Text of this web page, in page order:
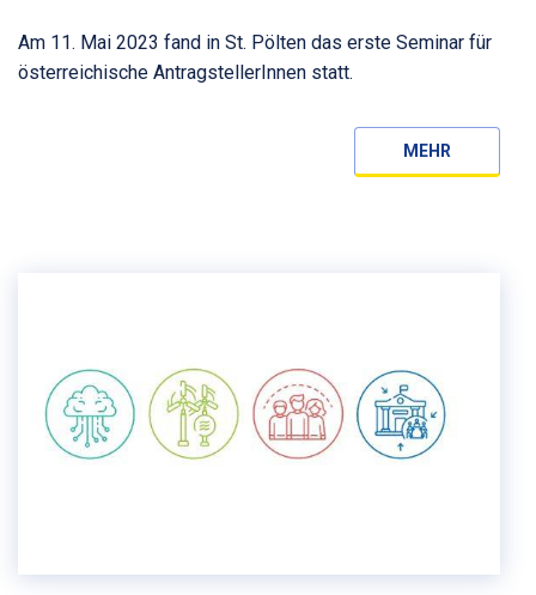
Am 11. Mai 2023 fand in St. Pölten das erste Seminar für
österreichische AntragstellerInnen statt.
MEHR